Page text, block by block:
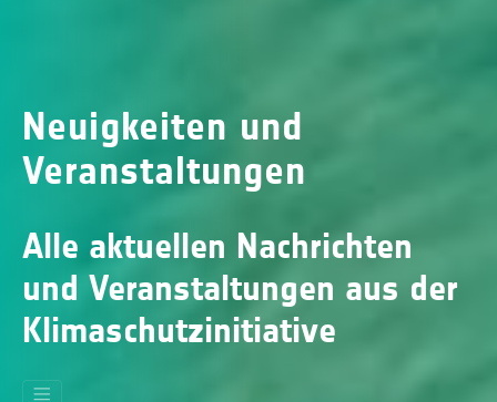
Neuigkeiten und
Veranstaltungen
Alle aktuellen Nachrichten
und Veranstaltungen aus der
Klimaschutzinitiative